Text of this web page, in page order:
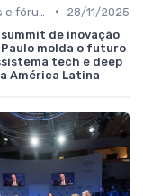
•
28/11/2025
summit de inovação
Paulo molda o futuro
tech e deep
América Latina